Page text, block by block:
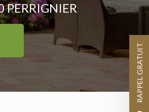
RAPPEL GRATUIT
PERRIGNIER